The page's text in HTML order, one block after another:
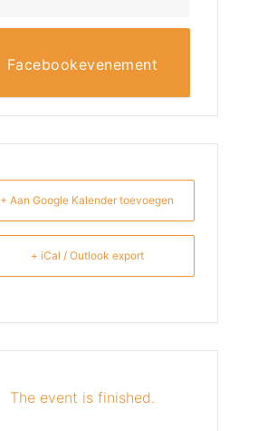
Facebookevenement
+ Aan Google Kalender toevoegen
+ iCal / Outlook export
The event is finished.